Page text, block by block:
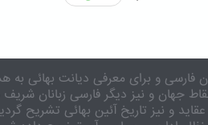
فارسی و برای معرفی دیانت بهائی به
جهان و نیز دیگر فارسی زبانان
و نیز تاریخ آئین بهائی تشریح